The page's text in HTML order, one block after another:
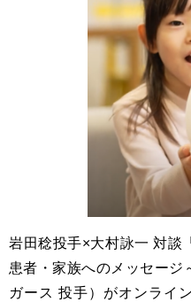
岩田稔投手×大村詠一 対
患者・家族へのメッセージ
ガース 投手）がオンライ